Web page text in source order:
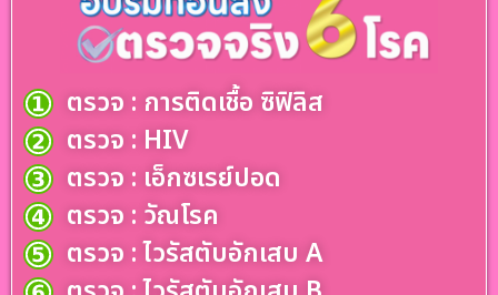
ตรวจ : การติดเชื้อ ซิฟิลิส
ตรวจ : HIV
ตรวจ : เอ็กซเรย์ปอด
ตรวจ : วัณโรค
ตรวจ : ไวรัสตับอักเสบ A